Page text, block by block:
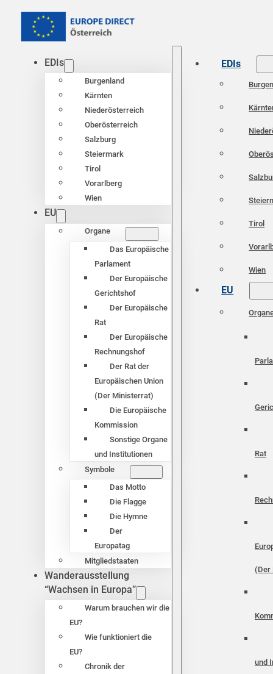
EDIs
Burgenland
Kärnten
Niederösterreich
Oberösterreich
Salzburg
Steiermark
Tirol
Vorarlberg
Wien
EU
Organe
Das Europäische
Parlament
Der Europäische
Gerichtshof
Der Europäische
Rat
Der Europäische
Rechnungshof
Der Rat der
Europäischen Union
(Der Ministerrat)
Die Europäische
Kommission
Sonstige Organe
und Institutionen
Symbole
Das Motto
Die Flagge
Die Hymne
Der
Europatag
Mitgliedstaaten
Wanderausstellung
“Wachsen in Europa”
Warum brauchen wir die
EU?
Wie funktioniert die
EU?
Chronik der
EDIs
Tirol
Wien
EU
Rat
(Der
und